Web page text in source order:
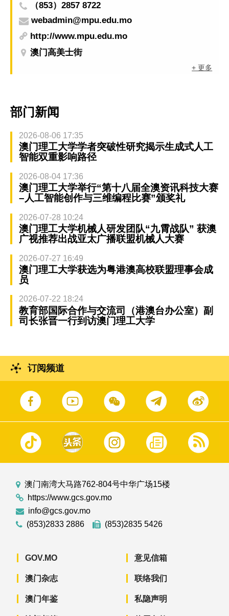
（853）2857 8722
webadmin@mpu.edu.mo
http://www.mpu.edu.mo
澳门高美士街
+ 更多
部门新闻
2026-08-06 17:35
澳门理工大学学者突破性研究揭示生成式人工
智能双重影响路径
2026-08-04 17:36
澳门理工大学举行“第十八届全澳资讯科技大赛
–人工智能创作与三维编程比赛”颁奖礼
2026-07-28 10:24
澳门理工大学机械人研发团队“九霄战队” 获澳
广视推荐出战亚太广播联盟机械人大赛
2026-07-27 16:49
澳门理工大学获选为粤港澳高校联盟理事会成
员
2026-07-22 18:24
教育部国际合作与交流司（港澳台办公室）副
司长张晋一行到访澳门理工大学
订阅频道
澳门南湾大马路762-804号中华广场15楼
https://www.gcs.gov.mo
info@gcs.gov.mo
(853)2833 2886
(853)2835 5426
GOV.MO
澳门杂志
澳门年鉴
意见信箱
联络我们
私隐声明